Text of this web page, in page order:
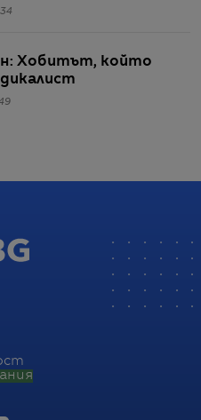
Хобитът, който